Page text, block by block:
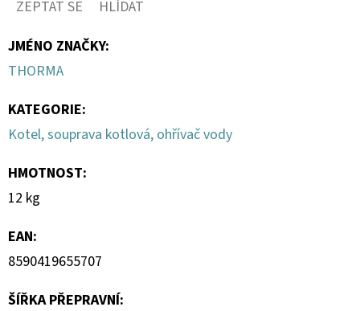
ZEPTAT SE
HLÍDAT
JMÉNO ZNAČKY:
THORMA
KATEGORIE:
Kotel, souprava kotlová, ohřívač vody
HMOTNOST:
12 kg
EAN:
8590419655707
ŠÍŘKA PŘEPRAVNÍ:
Kč